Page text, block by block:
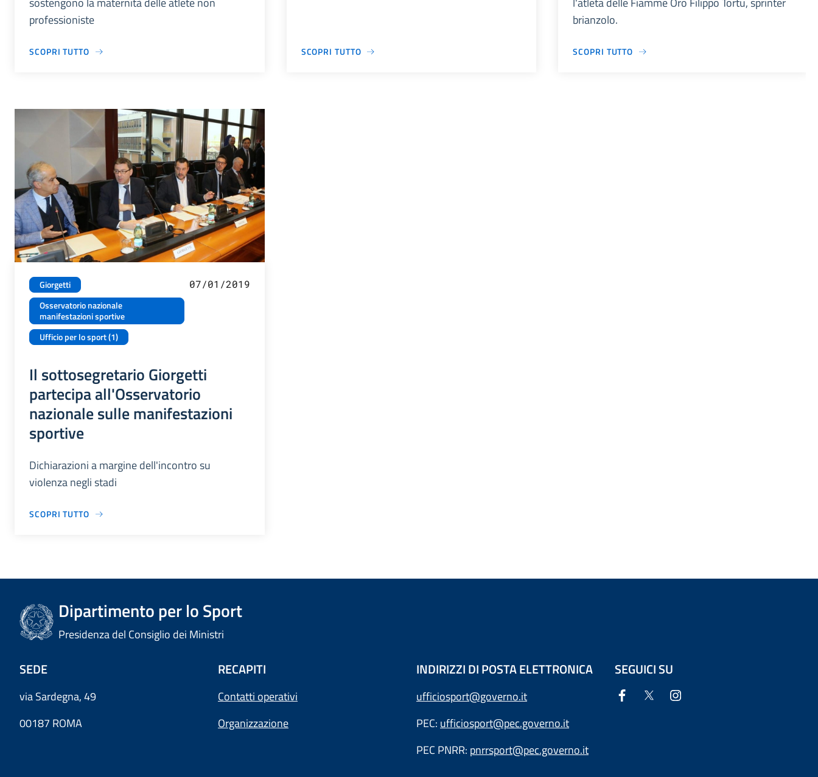
professioniste
SCOPRI TUTTO SCOPRI TUTTO
brianzolo.
SCOPRI TUTTO
Giorgetti
Osservatorio nazionale
manifestazioni sportive
Ufficio per lo sport (1)
07/01/2019
Il sottosegretario Giorgetti
partecipa all'Osservatorio
nazionale sulle manifestazioni
sportive
Dichiarazioni a margine dell'incontro su
violenza negli stadi
SCOPRI TUTTO
Dipartimento per lo Sport
Presidenza del Consiglio dei Ministri
SEDE
via Sardegna, 49
00187 ROMA
RECAPITI
Contatti operativi
Organizzazione
INDIRIZZI DI POSTA ELETTRONICA
ufficiosport@governo.it
PEC: ufficiosport@pec.governo.it
PEC PNRR: pnrrsport@pec.governo.it
SEGUICI SU